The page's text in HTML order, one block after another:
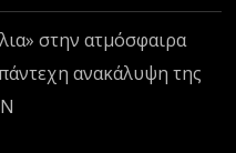
στην ατμόσφαιρα
ανακάλυψη της